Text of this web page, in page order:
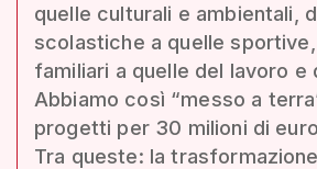
quelle culturali e ambientali,
scolastiche a quelle
familiari a quelle del lavoro e
Abbiamo così “messo a
progetti per 30 milioni di
Tra queste: la